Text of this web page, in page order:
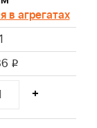
в агрегатах
i
+